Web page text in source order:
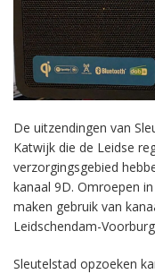
De uitzendingen van
Katwijk die de Leidse
verzorgingsgebied
kanaal 9D. Omroepen
maken gebruik van
Leidschendam-
Sleutelstad opzoeken